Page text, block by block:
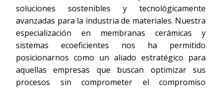
soluciones sostenibles y tecnológicamente
avanzadas para la industria de materiales. Nuestra
especialización en membranas cerámicas y
sistemas ecoeficientes nos ha permitido
posicionarnos como un aliado estratégico para
aquellas empresas que buscan optimizar sus
procesos sin comprometer el compromiso